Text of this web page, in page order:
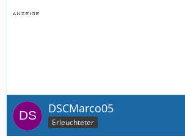
DSCMarco05
Erleuchteter